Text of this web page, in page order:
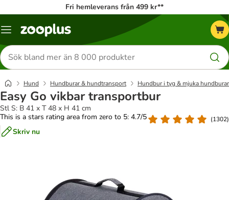
Fri hemleverans från 499 kr**
Katalogmeny
Sök
efter
produkter
Hund Hundburar & hundtransport Hundbur i tyg & mjuka
Easy Go vikbar transportbur
Stl S: B 41 x T 48 x H 41 cm
This is a stars rating area from zero to 5: 4.7/5
(1302)
Skriv nu